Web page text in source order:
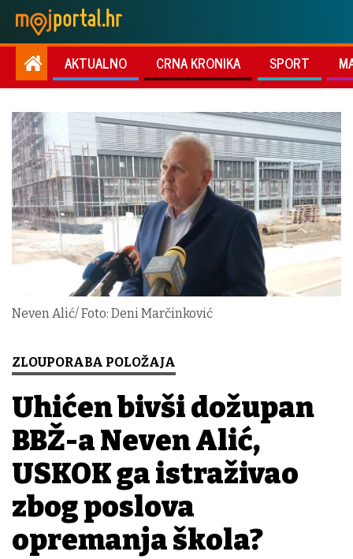
AKTUALNO CRNA KRONIKA SPORT
Neven Alić/ Foto: Deni Marčinković
ZLOUPORABA POLOŽAJA
Uhićen bivši dožupan
BBŽ-a Neven Alić,
USKOK ga istraživao
zbog poslova
opremanja škola?